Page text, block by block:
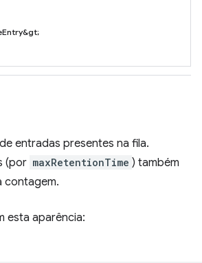
entradas presentes na fila.
(por maxRetentionTime ) também
contagem.
esta aparência: